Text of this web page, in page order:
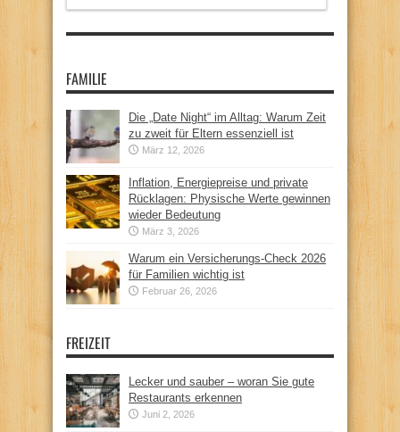
FAMILIE
Die „Date Night“ im Alltag: Warum Zeit
zu zweit für Eltern essenziell ist
März 12, 2026
Inflation, Energiepreise und private
Rücklagen: Physische Werte gewinnen
wieder Bedeutung
März 3, 2026
Warum ein Versicherungs-Check 2026
für Familien wichtig ist
Februar 26, 2026
FREIZEIT
Lecker und sauber – woran Sie gute
Restaurants erkennen
Juni 2, 2026